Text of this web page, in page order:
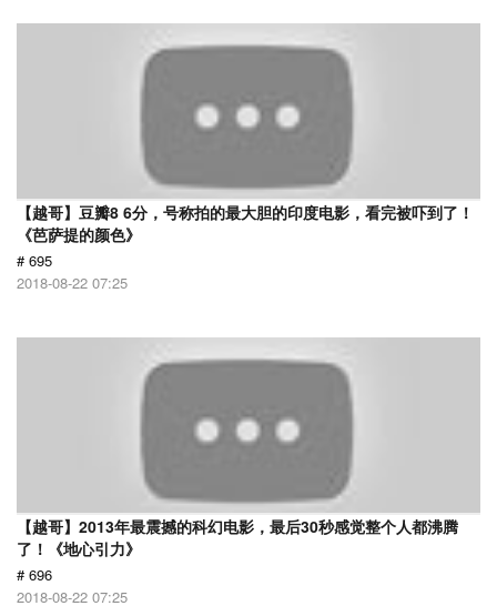
【越哥】豆瓣8 6分，号称拍的最大胆的印度电影，看完被吓到了！
《芭萨提的颜色》
# 695
2018-08-22 07:25
【越哥】2013年最震撼的科幻电影，最后30秒感觉整个人都沸腾
了！《地心引力》
# 696
2018-08-22 07:25